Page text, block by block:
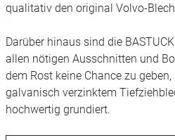
qualitativ den original Volvo-
Darüber hinaus sind die
allen nötigen Ausschnitten und
dem Rost keine Chance zu
galvanisch verzinktem
hochwertig grundiert.